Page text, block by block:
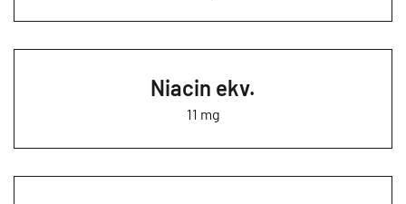
Niacin ekv.
11 mg